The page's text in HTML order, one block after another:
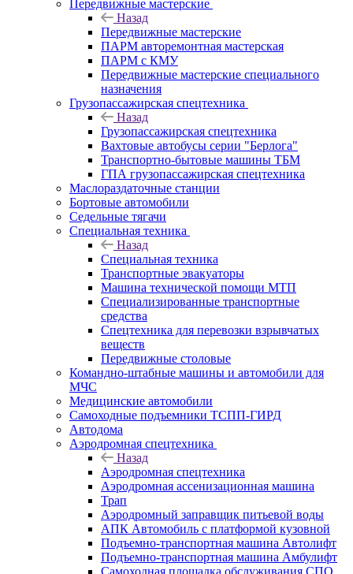
Передвижные мастерские
Назад
Передвижные мастерские
ПАРМ авторемонтная мастерская
ПАРМ с КМУ
Передвижные мастерские специального
назначения
Грузопассажирская спецтехника
Назад
Грузопассажирская спецтехника
Вахтовые автобусы серии "Берлога"
Транспортно-бытовые машины ТБМ
ГПА грузопассажирская спецтехника
Маслораздаточные станции
Бортовые автомобили
Седельные тягачи
Специальная техника
Назад
Специальная техника
Транспортные эвакуаторы
Машина технической помощи МТП
Специализированные транспортные
средства
Спецтехника для перевозки взрывчатых
веществ
Передвижные столовые
Командно-штабные машины и автомобили для
МЧС
Медицинские автомобили
Самоходные подъемники ТСПП-ГИРД
Автодома
Аэродромная спецтехника
Назад
Аэродромная спецтехника
Аэродромная ассенизационная машина
Трап
Аэродромный заправщик питьевой воды
АПК Автомобиль с платформой кузовной
Подъемно-транспортная машина Автолифт
Подъемно-транспортная машина Амбулифт
Самоходная площадка обслуживания СПО